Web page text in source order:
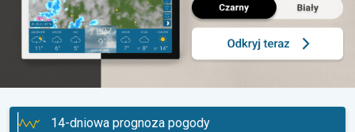
14-dniowa prognoza pogody